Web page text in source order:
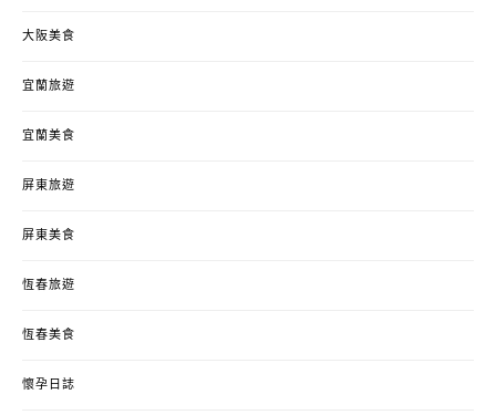
大阪美食
宜蘭旅遊
宜蘭美食
屏東旅遊
屏東美食
恆春旅遊
恆春美食
懷孕日誌